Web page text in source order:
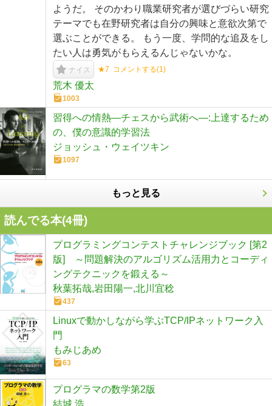
ようだ。 そのかわり職業研究者が選びづらい研究
テーマでも在野研究者は自分の興味と意欲次第で
選ぶことができる。 もう一度、学問的な追及をし
たい人は勇気がもらえるんじゃないかな。
ナイス ★7 コメントする(1 )
荒木 優太
1003
習得への情熱―チェスから武術へ―:上達するため
の、僕の意識的学習法
ジョッシュ・ウェイツキン
1097
もっと見る
読んでる本(4冊)
プログラミングコンテストチャレンジブック [第2
版] ～問題解決のアルゴリズム活用力とコーディ
ングテクニックを鍛える～
秋葉拓哉,岩田陽一,北川宜稔
437
Linuxで動かしながら学ぶTCP/IPネットワーク入
門
もみじあめ
63
プログラマの数学第2版
結城 浩